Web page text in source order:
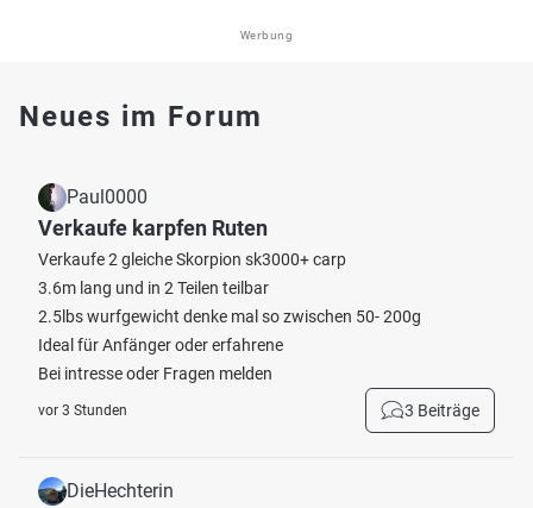
Werbung
Neues im Forum
Paul0000
Verkaufe karpfen Ruten
Verkaufe 2 gleiche Skorpion sk3000+ carp
3.6m lang und in 2 Teilen teilbar
2.5lbs wurfgewicht denke mal so zwischen 50- 200g
Ideal für Anfänger oder erfahrene
Bei intresse oder Fragen melden
vor 3 Stunden 3 Beiträge
DieHechterin